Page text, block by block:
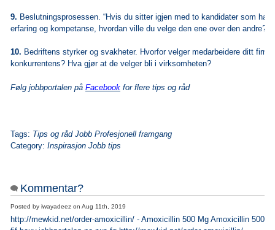
9. Beslutningsprosessen. “Hvis du sitter igjen med to kandidater som har
erfaring og kompetanse, hvordan ville du velge den ene over den andre?
10. Bedriftens styrker og svakheter. Hvorfor velger medarbeidere ditt
konkurrentens? Hva gjør at de velger bli i virksomheten?
Følg jobbportalen påFacebook for flere tips og råd
Tags: Tips og råd Jobb Profesjonell framgang
Category:Inspirasjon Jobb tips
Kommentar?
Posted byiwayadeezonAug 11th, 2019
http://mewkid.net/order-amoxicillin/ - Amoxicillin 500 Mg Amoxicillin 500